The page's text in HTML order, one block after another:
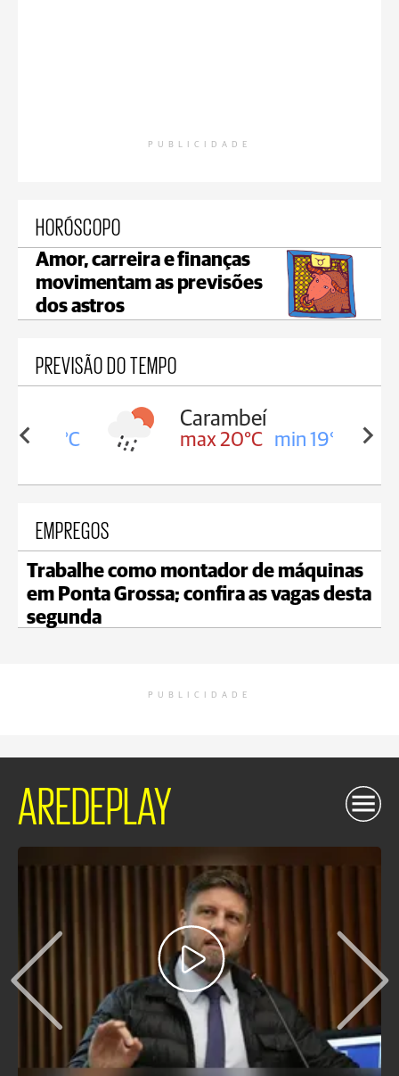
PUBLICIDADE
HORÓSCOPO
Amor, carreira e finanças
movimentam as previsões
dos astros
PREVISÃO DO TEMPO
19°C
Carambeí
max 20°C min 19°C
EMPREGOS
Trabalhe como montador de máquinas
em Ponta Grossa; confira as vagas desta
segunda
PUBLICIDADE
AREDEPLAY